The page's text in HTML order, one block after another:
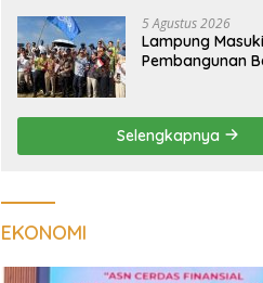
dan Serap
Masyarakat
5 Agustus 2026
Lampung
Pembangunan
Mengorbit
Selengkapnya
EKONOMI